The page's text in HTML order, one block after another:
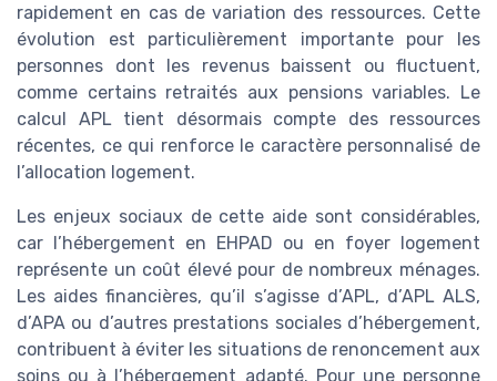
rapidement en cas de variation des ressources. Cette
évolution est particulièrement importante pour les
personnes dont les revenus baissent ou fluctuent,
comme certains retraités aux pensions variables. Le
calcul APL tient désormais compte des ressources
récentes, ce qui renforce le caractère personnalisé de
l’allocation logement.
Les enjeux sociaux de cette aide sont considérables,
car l’hébergement en EHPAD ou en foyer logement
représente un coût élevé pour de nombreux ménages.
Les aides financières, qu’il s’agisse d’APL, d’APL ALS,
d’APA ou d’autres prestations sociales d’hébergement,
contribuent à éviter les situations de renoncement aux
soins ou à l’hébergement adapté. Pour une personne